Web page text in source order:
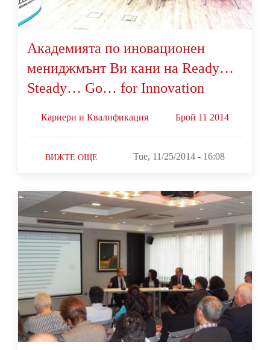
Академията по иновационен
мениджмънт Ви кани на Ready…
Steady… Go… for Innovation
Кариери и Квалификация Брой 11 2014
ВИЖТЕ ОЩЕ Tue, 11/25/2014 - 16:08